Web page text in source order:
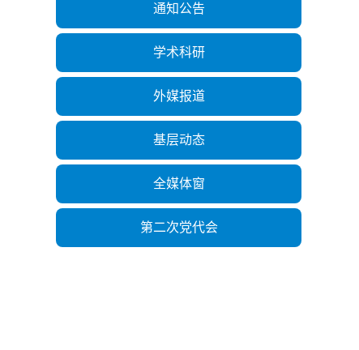
通知公告
学术科研
外媒报道
基层动态
全媒体窗
第二次党代会